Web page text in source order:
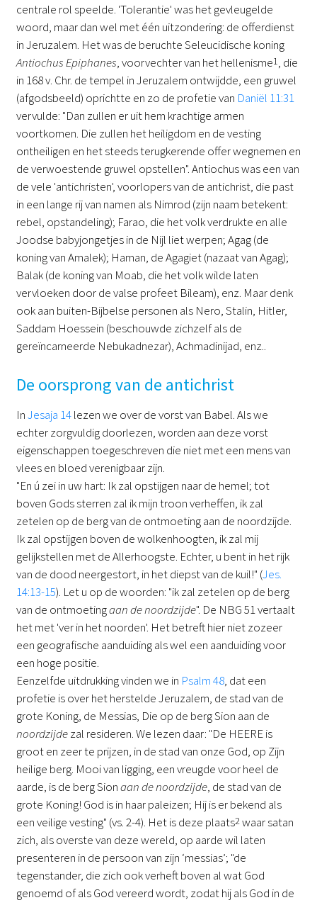
centrale rol speelde. 'Tolerantie' was het gevleugelde
woord, maar dan wel met één uitzondering: de offerdienst
in Jeruzalem. Het was de beruchte Seleucidische koning
Antiochus Epiphanes, voorvechter van het hellenisme1, die
in 168 v. Chr. de tempel in Jeruzalem ontwijdde, een gruwel
(afgodsbeeld) oprichtte en zo de profetie van Daniël 11:31
vervulde: "Dan zullen er uit hem krachtige armen
voortkomen. Die zullen het heiligdom en de vesting
ontheiligen en het steeds terugkerende offer wegnemen en
de verwoestende gruwel opstellen". Antiochus was een van
de vele 'antichristen', voorlopers van de antichrist, die past
in een lange rij van namen als Nimrod (zijn naam betekent:
rebel, opstandeling); Farao, die het volk verdrukte en alle
Joodse babyjongetjes in de Nijl liet werpen; Agag (de
koning van Amalek); Haman, de Agagiet (nazaat van Agag);
Balak (de koning van Moab, die het volk wilde laten
vervloeken door de valse profeet Bileam), enz. Maar denk
ook aan buiten-Bijbelse personen als Nero, Stalin, Hitler,
Saddam Hoessein (beschouwde zichzelf als de
gereïncarneerde Nebukadnezar), Achmadinijad, enz..
De oorsprong van de antichrist
InJesaja 14lezen we over de vorst van Babel. Als we
echter zorgvuldig doorlezen, worden aan deze vorst
eigenschappen toegeschreven die niet met een mens van
vlees en bloed verenigbaar zijn.
"En ú zei in uw hart: Ik zal opstijgen naar de hemel; tot
boven Gods sterren zal ik mijn troon verheffen, ik zal
zetelen op de berg van de ontmoeting aan de noordzijde.
Ik zal opstijgen boven de wolkenhoogten, ik zal mij
gelijkstellen met de Allerhoogste. Echter, u bent in het rijk
van de dood neergestort, in het diepst van de kuil!" (Jes.
14:13-15). Let u op de woorden: "ik zal zetelen op de berg
van de ontmoetingaan de noordzijde". De NBG 51 vertaalt
het met 'ver in het noorden'. Het betreft hier niet zozeer
een geografische aanduiding als wel een aanduiding voor
een hoge positie.
Eenzelfde uitdrukking vinden we in Psalm 48, dat een
profetie is over het herstelde Jeruzalem, de stad van de
grote Koning, de Messias, Die op de berg Sion aan de
noordzijdezal resideren. We lezen daar: "De HEERE is
groot en zeer te prijzen, in de stad van onze God, op Zijn
heilige berg. Mooi van ligging, een vreugde voor heel de
aarde, is de berg Sionaan de noordzijde, de stad van de
grote Koning! God is in haar paleizen; Hij is er bekend als
een veilige vesting" (vs. 2-4). Het is deze plaats2waar satan
zich, als overste van deze wereld, op aarde wil laten
presenteren in de persoon van zijn ‘messias’; "de
tegenstander, die zich ook verheft boven al wat God
genoemd of als God vereerd wordt, zodat hij als God in de